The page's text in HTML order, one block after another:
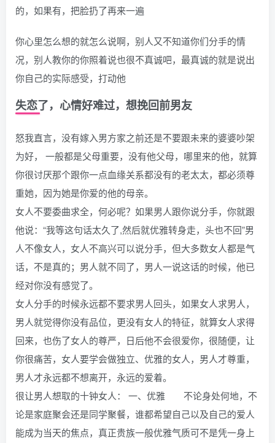
的，如果有，把脸扔了再来一遍
你心里怎么想的就怎么说啊，别人又不知道你们分手的情
况，别人教你的你照着说也很不真诚吧，最真诚的就是说出
你自己的实际感受，打动他
失恋了，心情好难过，想挽回前男友
怒我直言，没有嫁入男方家之前还是不要跟未来的婆婆吵架
为好， 一般都是父母重要，没有他父母，哪里来的他，就算
你很讨厌那个跟你一点血缘关系都没有的老太太，都必须尊
重她，因为她是你爱的他的母亲。
女人不要委曲求全，何必呢？如果男人跟你说分手，你就跟
他说：“我等这句话太久了,然后就优雅转身走，头也不回”男
人不像女人，女人不高兴可以说分手，但大多数女人都是气
话，不是真的；男人就不同了，男人一说这话的时候，他已
经对你没有感觉了。
女人分手的时候永远都不要求男人回头，如果女人求男人，
男人就觉得你没有品位，更没有女人的特征，就算女人求得
回来，也伤了女人的尊严，日后他不会很爱你，很随便，让
你很痛苦，女人要学会做独立、优雅的女人，男人才尊重，
男人才永远都不想离开，永远的爱着。
很让男人想取的十钟女人： 一、优雅 不论身处何地，不
论是家庭聚会还是同学聚餐，谁都希望自己以及自己的爱人
能成为当天的焦点，真正贵族一般优雅气质可不是凭一身上